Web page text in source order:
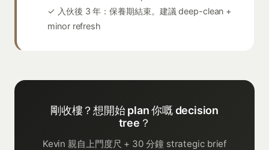
✓ 入伙後 3 年：保養期結束。建議 deep-clean +
minor refresh
剛收樓？想開始 plan 你嘅 decision
tree？
Kevin 親自上門度尺 + 30 分鐘 strategic brief